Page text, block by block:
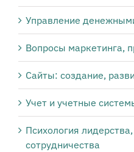
Управление
Вопросы маркетинга,
Сайты: создание,
Учет и учетные
Психология
сотрудничества